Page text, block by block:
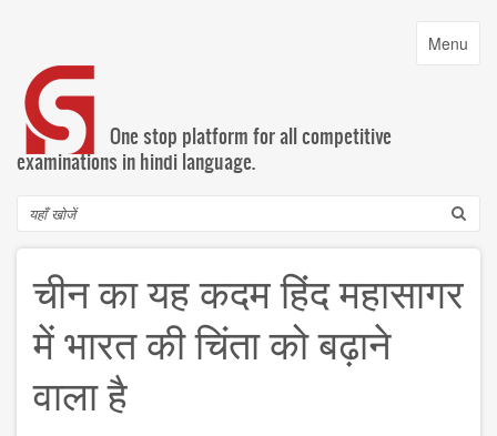
content
Toggle
Menu
One stop platform for all competitive
examinations in hindi language.
Search
चीन का यह कदम हिंद महासागर
में भारत की चिंता को बढ़ाने
वाला है